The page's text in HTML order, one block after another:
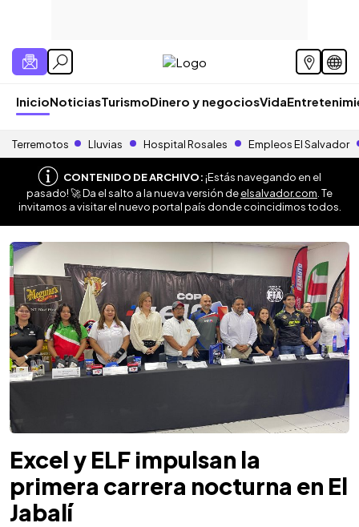
InicioNoticiasTurismoDinero y negociosVida
Terremotos Lluvias Hospital Rosales Empleos El Salvador
CONTENIDO DE ARCHIVO:¡Estás navegando en el
pasado! 🚀 Da el salto a la nueva versión deelsalvador.com . Te
invitamos a visitar el nuevo portal país donde coincidimos todos.
Excel y ELF impulsan la
primera carrera nocturna en El
Jabalí